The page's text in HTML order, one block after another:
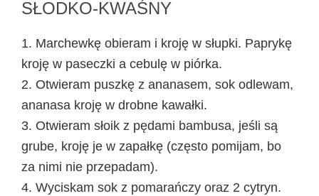
SŁODKO-KWAŚNY
1. Marchewkę obieram i kroję w słupki. Paprykę
kroję w paseczki a cebulę w piórka.
2. Otwieram puszkę z ananasem, sok odlewam,
ananasa kroję w drobne kawałki.
3. Otwieram słoik z pędami bambusa, jeśli są
grube, kroję je w zapałkę (często pomijam, bo
za nimi nie przepadam).
4. Wyciskam sok z pomarańczy oraz 2 cytryn.